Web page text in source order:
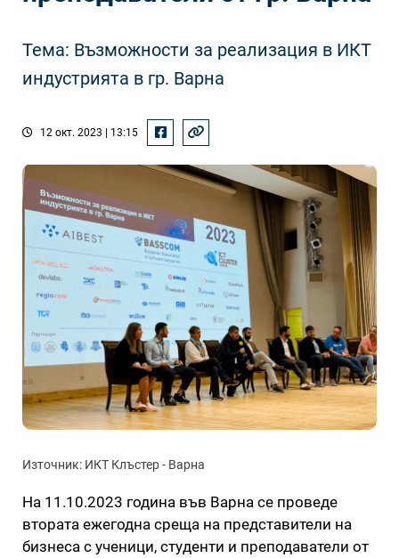
Тема: Възможности за реализация в ИКТ
индустрията в гр. Варна
12 окт. 2023 | 13:15
Източник: ИКТ Клъстер - Варна
На 11.10.2023 година във Варна се проведе
втората ежегодна среща на представители на
бизнеса с ученици, студенти и преподаватели от